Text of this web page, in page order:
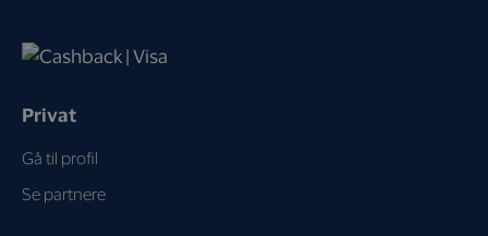
Privat
Gå til profil
Se partnere